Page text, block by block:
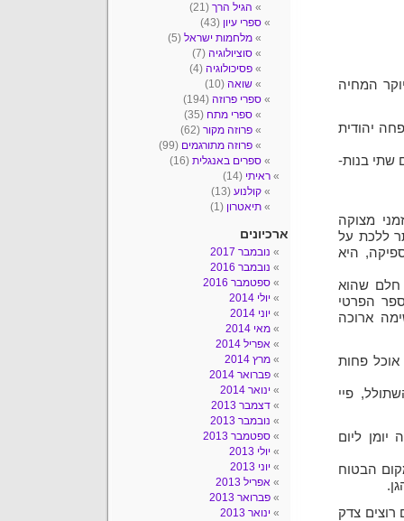
יוקר המחיה
יהודית
שתי בנות-
מצוקה
ללכת על
היא
חלם שהוא
הפרטי
ארוכה
אוכל פחות
פיי
ליום
הבטוח
רוצים צדק
הגיל הרך (21)
ספרי עיון (43)
מלחמות ישראל (5)
סוציולוגיה (7)
פסיכולוגיה (4)
שואה (10)
ספרי פרוזה (194)
ספרי מתח (35)
פרוזה מקור (62)
פרוזה מתורגמים (99)
ספרים באנגלית (16)
ראיתי (14)
קולנוע (13)
תיאטרון (1)
ארכיונים
נובמבר 2017
נובמבר 2016
ספטמבר 2016
יולי 2014
יוני 2014
מאי 2014
אפריל 2014
מרץ 2014
פברואר 2014
ינואר 2014
דצמבר 2013
נובמבר 2013
ספטמבר 2013
יולי 2013
יוני 2013
אפריל 2013
פברואר 2013
ינואר 2013